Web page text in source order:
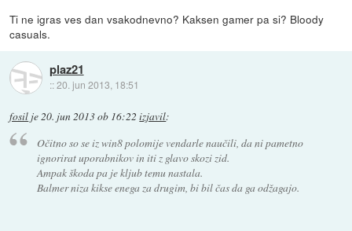
Ti ne igras ves dan vsakodnevno? Kaksen gamer pa si? Bloody
casuals.
plaz21
::20. jun 2013, 18:51
fosil je20. jun 2013 ob 16:22 izjavil:
Očitno so se iz win8 polomije vendarle naučili, da ni pametno
ignorirat uporabnikov in iti z glavo skozi zid.
Ampak škoda pa je kljub temu nastala.
Balmer niza kikse enega za drugim, bi bil čas da ga odžagajo.